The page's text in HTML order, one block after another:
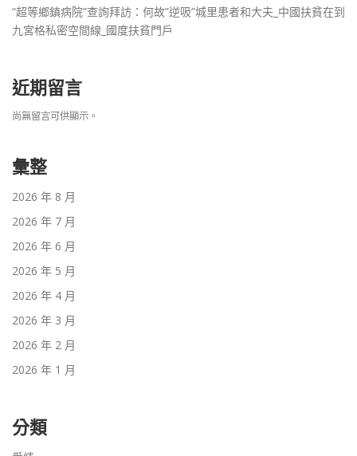
“超等鄉鎮病院”查詢拜訪：何故”逆吸”城里患者和大夫_中國扶貧在到
九宮格私密空間線_國度扶貧門戶
近期留言
尚無留言可供顯示。
彙整
2026 年 8 月
2026 年 7 月
2026 年 6 月
2026 年 5 月
2026 年 4 月
2026 年 3 月
2026 年 2 月
2026 年 1 月
分類